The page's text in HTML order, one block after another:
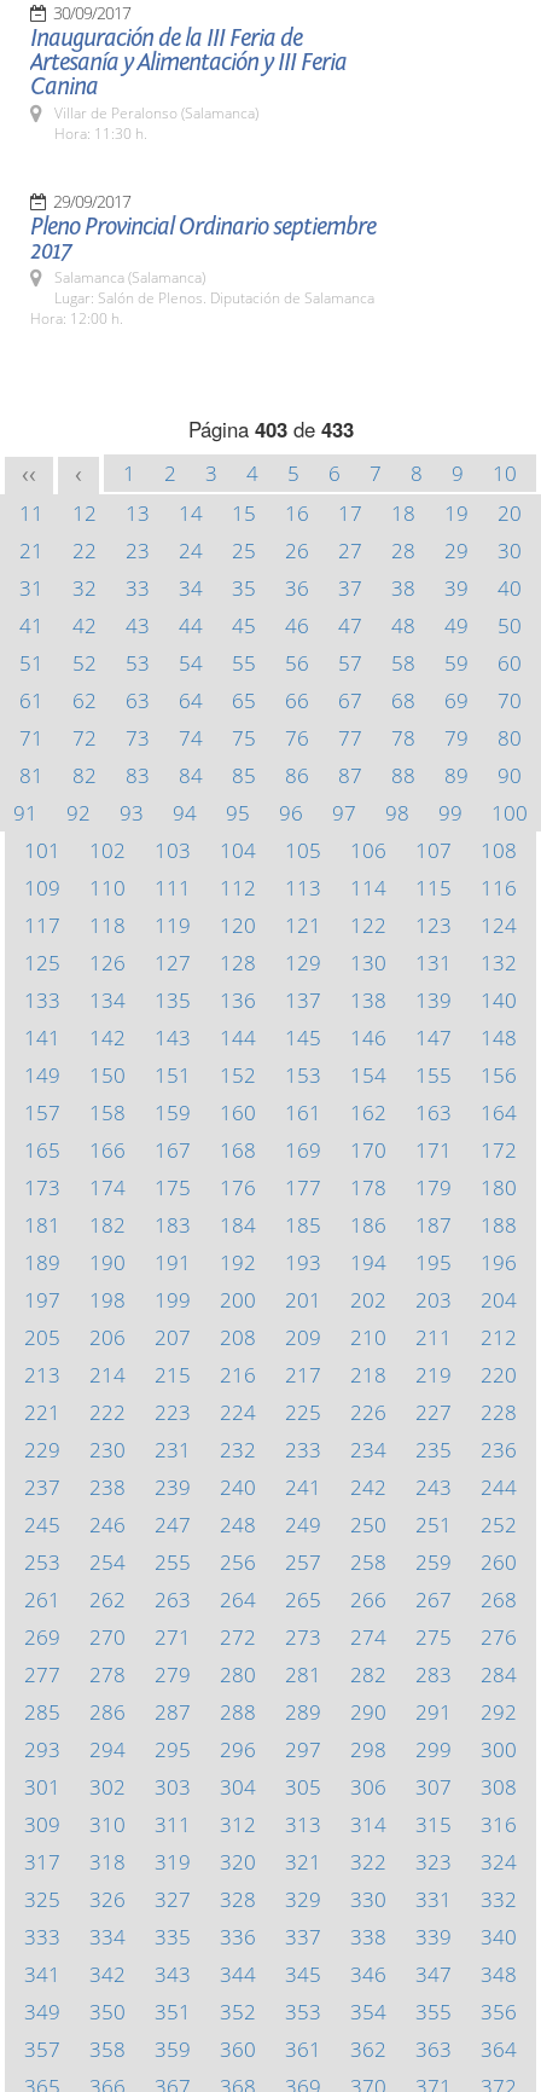
30/09/2017
Inauguración de la III Feria de
Artesanía y Alimentación y III Feria
Canina
Villar de Peralonso (Salamanca)
Hora: 11:30 h.
29/09/2017
Pleno Provincial Ordinario septiembre
2017
Salamanca (Salamanca)
Lugar: Salón de Plenos. Diputación de Salamanca
Hora: 12:00 h.
Página 403de 433
<< < 1 2 3 4 5 6 7 8 9
10
11
12 13 14 15 16 17 18 19
20
21
22 23 24 25 26 27 28 29
30
31
32 33 34 35 36 37 38 39
40
41
42 43 44 45 46 47 48 49
50
51
52 53 54 55 56 57 58 59
60
61
62 63 64 65 66 67 68 69
70
71
72 73 74 75 76 77 78 79
80
81
82 83 84 85 86 87 88 89
90
91
92 93 94 95 96 97 98 99
100
101
102 103 104 105 106 107
108
109
110 111 112 113 114 115
116
117
118 119 120 121 122 123
124
125
126 127 128 129 130 131
132
133
134 135 136 137 138 139
140
141
142 143 144 145 146 147
148
149
150 151 152 153 154 155
156
157
158 159 160 161 162 163
164
165
166 167 168 169 170 171
172
173
174 175 176 177 178 179
180
181
182 183 184 185 186 187
188
189
190 191 192 193 194 195
196
197
198 199 200 201 202 203
204
205
206 207 208 209 210 211
212
213
214 215 216 217 218 219
220
221
222 223 224 225 226 227
228
229
230 231 232 233 234 235
236
237
238 239 240 241 242 243
244
245
246 247 248 249 250 251
252
253
254 255 256 257 258 259
260
261
262 263 264 265 266 267
268
269
270 271 272 273 274 275
276
277
278 279 280 281 282 283
284
285
286 287 288 289 290 291
292
293
294 295 296 297 298 299
300
301
302 303 304 305 306 307
308
309
310 311 312 313 314 315
316
317
318 319 320 321 322 323
324
325
326 327 328 329 330 331
332
333
334 335 336 337 338 339
340
341
342 343 344 345 346 347
348
349
350 351 352 353 354 355
356
357
358 359 360 361 362 363
364